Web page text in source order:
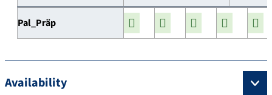
Pal_Präp
Availability